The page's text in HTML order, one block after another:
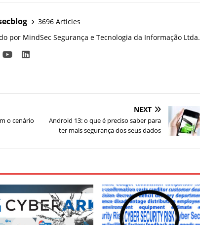
3696 Articles
por MindSec Segurança e Tecnologia da Informação Ltda.
o cenário
NEXT
Android 13: o que é preciso saber para
ter mais segurança dos seus dados